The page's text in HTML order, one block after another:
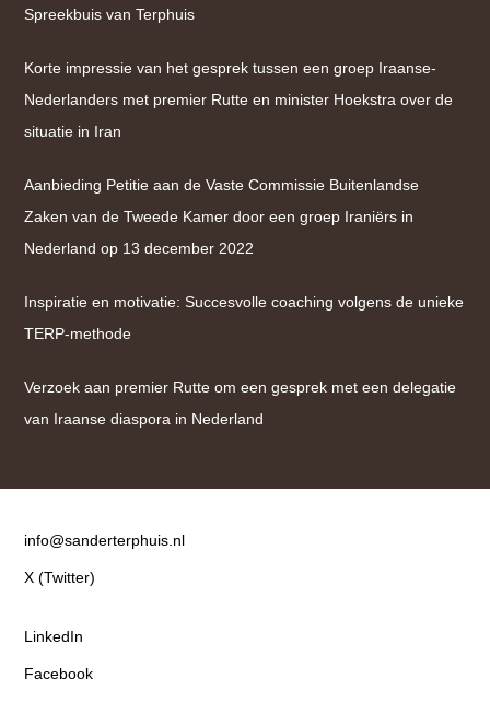
Spreekbuis van Terphuis
Korte impressie van het gesprek tussen een groep Iraanse-
Nederlanders met premier Rutte en minister Hoekstra over de
situatie in Iran
Aanbieding Petitie aan de Vaste Commissie Buitenlandse
Zaken van de Tweede Kamer door een groep Iraniërs in
Nederland op 13 december 2022
Inspiratie en motivatie: Succesvolle coaching volgens de unieke
TERP-methode
Verzoek aan premier Rutte om een gesprek met een delegatie
van Iraanse diaspora in Nederland
Contact
info@sanderterphuis.nl
X (Twitter)
LinkedIn
Facebook